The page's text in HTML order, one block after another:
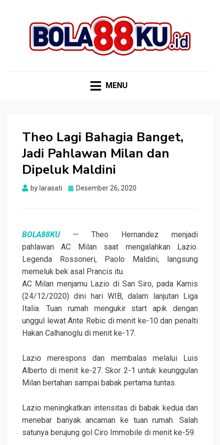
MENU
Theo Lagi Bahagia Banget,
Jadi Pahlawan Milan dan
Dipeluk Maldini
by larasati
Posted
Desember 26, 2020
BOLA88KU— Theo Hernandez menjadi
pahlawan AC Milan saat mengalahkan Lazio.
Legenda Rossoneri, Paolo Maldini, langsung
memeluk bek asal Prancis itu.
AC Milan menjamu Lazio di San Siro, pada Kamis
(24/12/2020) dini hari WIB, dalam lanjutan Liga
Italia. Tuan rumah mengukir start apik dengan
unggul lewat Ante Rebic di menit ke-10 dan penalti
Hakan Calhanoglu di menit ke-17.
Lazio merespons dan membalas melalui Luis
Alberto di menit ke-27. Skor 2-1 untuk keunggulan
Milan bertahan sampai babak pertama tuntas.
Lazio meningkatkan intensitas di babak kedua dan
menebar banyak ancaman ke tuan rumah. Salah
satunya berujung gol Ciro Immobile di menit ke-59.